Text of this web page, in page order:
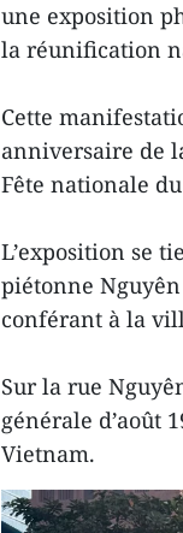
une exposition
la réunification
Cette
anniversaire de
Fête nationale
L’exposition se
piétonne Nguyên
conférant à la
Sur la rue
générale d’août
Vietnam.